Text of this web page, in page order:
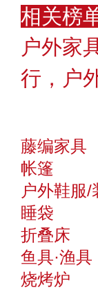
相关榜
户外家
行，户
藤编家具
帐篷
户外鞋服/
睡袋
折叠床
鱼具·渔具
烧烤炉